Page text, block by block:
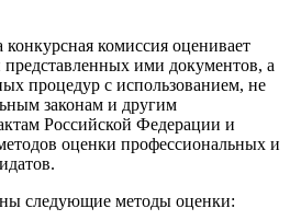
комиссия оценивает
ими документов, а
процедур с использованием, не
законам и другим
Российской Федерации и
оценки профессиональных и
следующие методы оценки: